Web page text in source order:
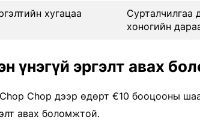
хугацаа
Сурталчилгаа
хоногийн
үнэгүй эргэлт авах
Chop дээр өдөрт €10 бооцооны
авах боломжтой.